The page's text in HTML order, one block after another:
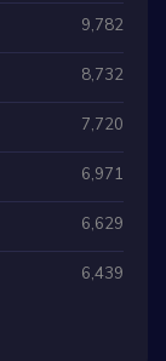
9,782
8,732
7,720
6,971
6,629
6,439